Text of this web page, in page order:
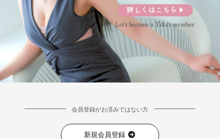
会員登録がお済みではない方
新規会員登録